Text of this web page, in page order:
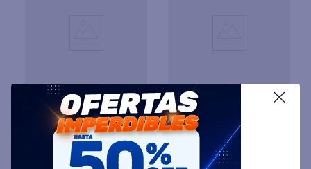
COPPENS
Termotanque COPPENS
TTQ-80-RS 80 LIitros
Carga Superior Multigas
SAIAR
Termotanque SAIAR
TPG050MSA 50 Litros de
Pie Multigas
X